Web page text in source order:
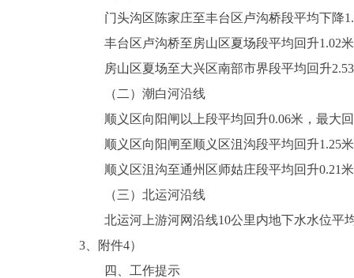
门头沟区陈家庄至丰台区卢沟桥段平均下降
丰台区卢沟桥至房山区夏场段平均回升1.02米
房山区夏场至大兴区南部市界段平均回升2.53
（二）潮白河沿线
顺义区向阳闸以上段平均回升0.06米，最大回
顺义区向阳闸至顺义区沮沟段平均回升1.25米
顺义区沮沟至通州区师姑庄段平均回升0.21米
（三）北运河沿线
北运河上游河网沿线10公里内地下水水位平均
3、附件4）
四、工作提示